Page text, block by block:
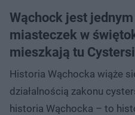
Wąchock jest
miasteczek w
mieszkają tu Cystersi
Historia Wąchocka wiąże
działalnością zakonu
historia Wąchocka – to